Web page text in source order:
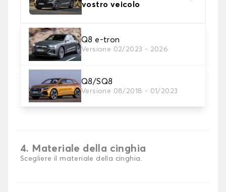
vostro veicolo
Q8 e-tron
Versione 02/2023 - 2026
Q8/SQ8
Versione 08/2018 - 01/2023
2. Materiale
scegli il materiale del tappetini per baule
3. Colori dei tappetini
Scegli il materiale del tappetino baule.
4. Materiale della cinghia
Scegliere il materiale della cinghia.